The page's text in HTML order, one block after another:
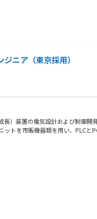
ニア（東京採用）
）装置の電気設計および制御開
トを市販機器類を用い、PLCと
れています。
細設計）